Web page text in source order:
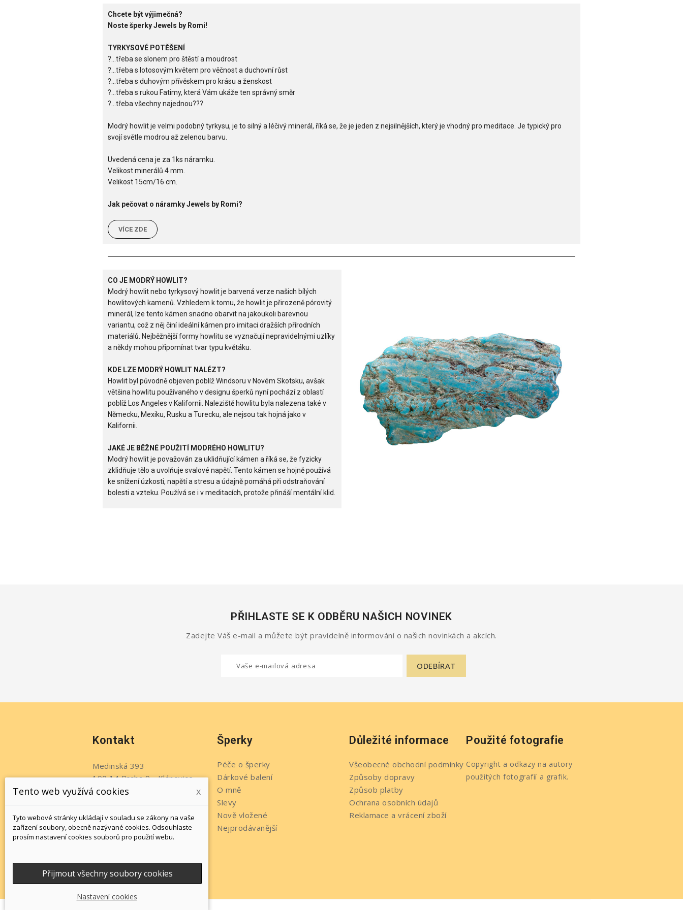
Chcete být výjimečná?
Noste šperky Jewels by Romi!
TYRKYSOVÉ POTĚŠENÍ
?...třeba se slonem pro štěstí a moudrost
?...třeba s lotosovým květem pro věčnost a duchovní růst
?...třeba s duhovým přívěskem pro krásu a ženskost
?...třeba s rukou Fatimy, která Vám ukáže ten správný směr
?...třeba všechny najednou???
Modrý howlit je velmi podobný tyrkysu, je to silný a léčivý minerál, říká se, že je jeden z nejsilnějších, který je vhodný pro meditace. Je typický pro
svojí světle modrou až zelenou barvu.
Uvedená cena je za 1ks náramku.
Velikost minerálů 4 mm.
Velikost 15cm/16 cm.
Jak pečovat o náramky Jewels by Romi?
VÍCE ZDE
CO JE MODRÝ HOWLIT?
Modrý howlit nebo tyrkysový howlit je barvená verze našich bílých
howlitových kamenů. Vzhledem k tomu, že howlit je přirozeně pórovitý
minerál, lze tento kámen snadno obarvit na jakoukoli barevnou
variantu, což z něj činí ideální kámen pro imitaci dražších přírodních
materiálů. Nejběžnější formy howlitu se vyznačují nepravidelnými uzlíky
a někdy mohou připomínat tvar typu květáku.
KDE LZE MODRÝ HOWLIT NALÉZT?
Howlit byl původně objeven poblíž Windsoru v Novém Skotsku, avšak
většina howlitu používaného v designu šperků nyní pochází z oblastí
poblíž Los Angeles v Kalifornii. Naleziště howlitu byla nalezena také v
Německu, Mexiku, Rusku a Turecku, ale nejsou tak hojná jako v
Kalifornii.
JAKÉ JE BĚŽNÉ POUŽITÍ MODRÉHO HOWLITU?
Modrý howlit je považován za uklidňující kámen a říká se, že fyzicky
zklidňuje tělo a uvolňuje svalové napětí. Tento kámen se hojně používá
ke snížení úzkosti, napětí a stresu a údajně pomáhá při odstraňování
bolesti a vzteku. Používá se i v meditacích, protože přináší mentální klid.
PŘIHLASTE SE K ODBĚRU NAŠICH NOVINEK
Zadejte Váš e-mail a můžete být pravidelně informování o našich novinkách a akcích.
Kontakt
Medinská 393
190 14 Praha 9 - Klánovice
Česko
Telefon: +420 737 215 611
Napište nám:
info@jewelsbyromi.cz
Šperky
Péče o šperky
Dárkové balení
O mně
Slevy
Nově vložené
Nejprodávanější
Důležité informace
Všeobecné obchodní podmínky
Způsoby dopravy
Způsob platby
Ochrana osobních údajů
Reklamace a vrácení zboží
Použité fotografie
Copyright a odkazy na autory
použitých fotografií a grafik.
Tento web využívá cookies x
Tyto webové stránky ukládají v souladu se zákony na vaše
zařízení soubory, obecně nazývané cookies. Odsouhlaste
prosím nastavení cookies souborů pro použití webu.
Přijmout všechny soubory cookies
Nastavení cookies